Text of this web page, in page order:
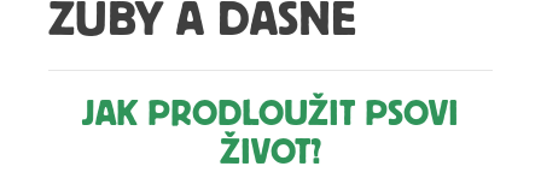
ZUBY A DÁSNĚ
JAK PRODLOUŽIT PSOVI
ŽIVOT?